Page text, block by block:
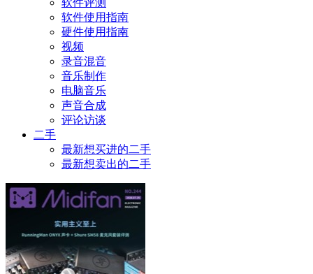
软件使用指南
硬件使用指南
视频
录音混音
音乐制作
电脑音乐
声音合成
评论访谈
二手
最新想买进的二手
最新想卖出的二手